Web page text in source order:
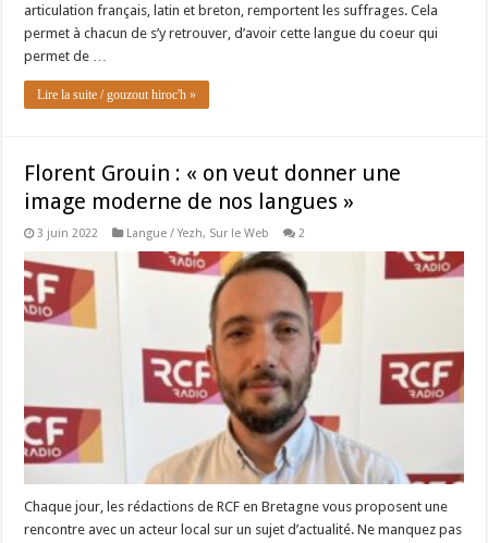
articulation français, latin et breton, remportent les suffrages. Cela
permet à chacun de s’y retrouver, d’avoir cette langue du coeur qui
permet de …
Lire la suite / gouzout hiroc'h »
Florent Grouin : « on veut donner une
image moderne de nos langues »
3 juin 2022 Langue / Yezh, Sur le Web 2
Chaque jour, les rédactions de RCF en Bretagne vous proposent une
rencontre avec un acteur local sur un sujet d’actualité. Ne manquez pas